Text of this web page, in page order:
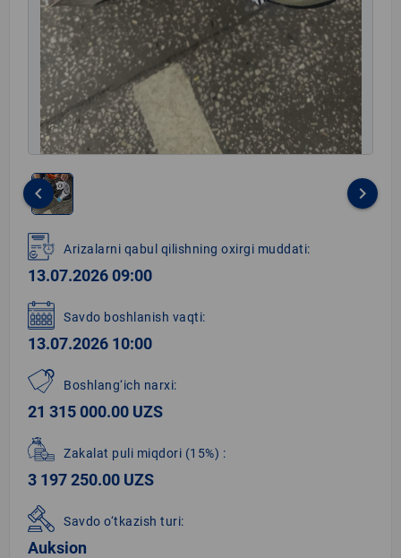
1
of
1
keyboard_arrow_left keyboard_arrow_right
Arizalarni qabul qilishning oxirgi muddati:
13.07.2026 09:00
Savdo boshlanish vaqti:
13.07.2026 10:00
Boshlang‘ich narxi:
21 315 000.00 UZS
Zakalat puli miqdori (15%) :
3 197 250.00 UZS
Savdo o‘tkazish turi:
Auksion